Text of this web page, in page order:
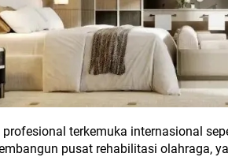
terkemuka internasional
pusat rehabilitasi olahraga,